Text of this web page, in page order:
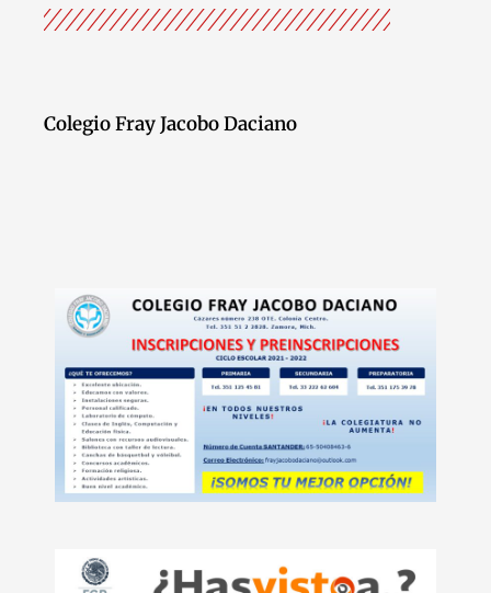
Colegio Fray Jacobo Daciano